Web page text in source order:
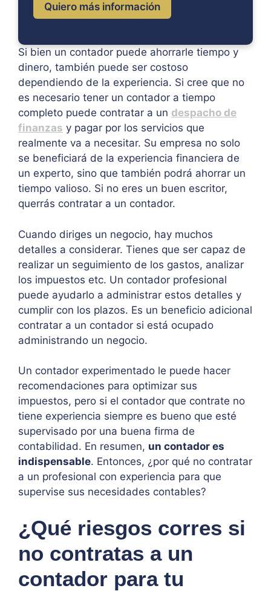
Quiero más información
Si bien un contador puede ahorrarle tiempo y
dinero, también puede ser costoso
dependiendo de la experiencia. Si cree que no
es necesario tener un contador a tiempo
completo puede contratar a un despacho de
finanzas y pagar por los servicios que
realmente va a necesitar. Su empresa no solo
se beneficiará de la experiencia financiera de
un experto, sino que también podrá ahorrar un
tiempo valioso. Si no eres un buen escritor,
querrás contratar a un contador.
Cuando diriges un negocio, hay muchos
detalles a considerar. Tienes que ser capaz de
realizar un seguimiento de los gastos, analizar
los impuestos etc. Un contador profesional
puede ayudarlo a administrar estos detalles y
cumplir con los plazos. Es un beneficio adicional
contratar a un contador si está ocupado
administrando un negocio.
Un contador experimentado le puede hacer
recomendaciones para optimizar sus
impuestos, pero si el contador que contrate no
tiene experiencia siempre es bueno que esté
supervisado por una buena firma de
contabilidad. En resumen, un contador es
indispensable. Entonces, ¿por qué no contratar
a un profesional con experiencia para que
supervise sus necesidades contables?
¿Qué riesgos corres si
no contratas a un
contador para tu